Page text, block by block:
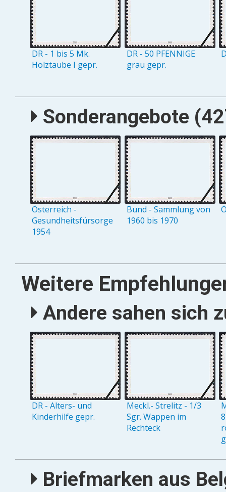
DR - 1 bis 5 Mk.
Holztaube I gepr.
DR - 50 PFENNIGE
grau gepr.
Sonderangebote
Österreich -
Gesundheitsfürsorge
1954
Bund - Sammlung von
1960 bis 1970
Weitere
Andere sahen sich
DR - Alters- und
Kinderhilfe gepr.
Meckl.- Strelitz - 1/3
Sgr. Wappen im
Rechteck
Briefmarken aus